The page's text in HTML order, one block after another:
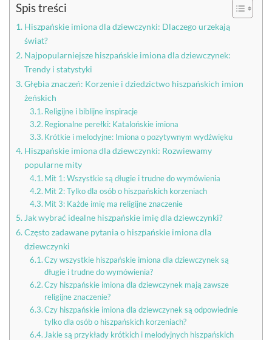
Spis treści
Hiszpańskie imiona dla dziewczynki: Dlaczego urzekają
świat?
Najpopularniejsze hiszpańskie imiona dla dziewczynek:
Trendy i statystyki
Głębia znaczeń: Korzenie i dziedzictwo hiszpańskich imion
żeńskich
Religijne i biblijne inspiracje
Regionalne perełki: Katalońskie imiona
Krótkie i melodyjne: Imiona o pozytywnym wydźwięku
Hiszpańskie imiona dla dziewczynki: Rozwiewamy
popularne mity
Mit 1: Wszystkie są długie i trudne do wymówienia
Mit 2: Tylko dla osób o hiszpańskich korzeniach
Mit 3: Każde imię ma religijne znaczenie
Jak wybrać idealne hiszpańskie imię dla dziewczynki?
Często zadawane pytania o hiszpańskie imiona dla
dziewczynki
Czy wszystkie hiszpańskie imiona dla dziewczynek są
długie i trudne do wymówienia?
Czy hiszpańskie imiona dla dziewczynek mają zawsze
religijne znaczenie?
Czy hiszpańskie imiona dla dziewczynek są odpowiednie
tylko dla osób o hiszpańskich korzeniach?
Jakie są przykłady krótkich i melodyjnych hiszpańskich